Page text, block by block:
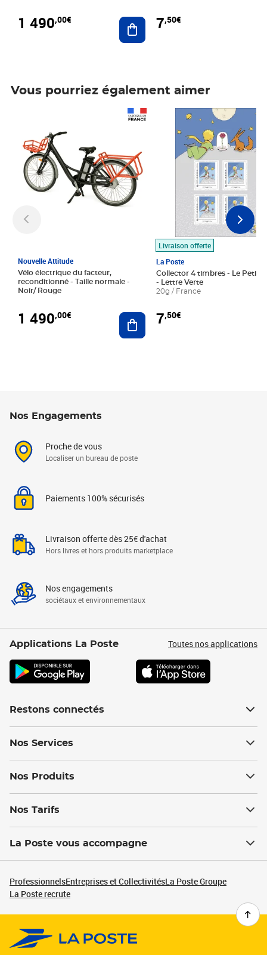
1 490,00€ Ajouter au panier
7,50€
Vous pourriez également aimer
Nouvelle Attitude
Vélo électrique du facteur,
reconditionné - Taille normale -
Noir/ Rouge
1 490,00€ Ajouter au panier
Livraison offerte
La Poste
Collector 4 timbres - Le Petit
- Lettre Verte
20g / France
7,50€
Prix 7,50€
Nos Engagements
Proche de vous
Localiser un bureau de poste
Paiements 100% sécurisés
Livraison offerte dès 25€ d'achat
Hors livres et hors produits marketplace
Nos engagements
sociétaux et environnementaux
Applications La Poste Toutes nos applications
Restons connectés
Nos Services
Nos Produits
Nos Tarifs
La Poste vous accompagne
ProfessionnelsEntreprises et CollectivitésLa Poste Groupe
La Poste recrute